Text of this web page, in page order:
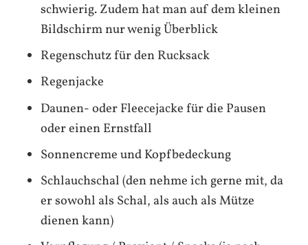
schwierig. Zudem hat man auf dem kleinen
Bildschirm nur wenig Überblick
Regenschutz für den Rucksack
Regenjacke
Daunen- oder Fleecejacke für die Pausen
oder einen Ernstfall
Sonnencreme und Kopfbedeckung
Schlauchschal (den nehme ich gerne mit, da
er sowohl als Schal, als auch als Mütze
dienen kann)